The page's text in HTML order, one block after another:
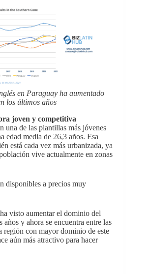
en Paraguay ha aumentado
los últimos años
joven y competitiva
una de las plantillas más jóvenes
edad media de 26,3 años. Esa
está cada vez más urbanizada, ya
vive actualmente en zonas
disponibles a precios muy
visto aumentar el dominio del
años y ahora se encuentra entre las
región con mayor dominio de este
aún más atractivo para hacer